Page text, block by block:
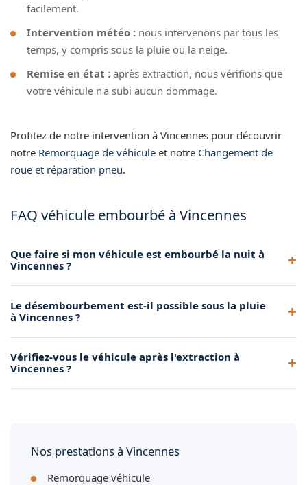
facilement.
Intervention météo : nous intervenons par tous les
temps, y compris sous la pluie ou la neige.
Remise en état : après extraction, nous vérifions que
votre véhicule n'a subi aucun dommage.
Profitez de notre intervention à Vincennes pour découvrir
notre Remorquage de véhicule et notre Changement de
roue et réparation pneu.
FAQ véhicule embourbé à Vincennes
Que faire si mon véhicule est embourbé la nuit à
Vincennes ?
Nos véhicules sont équipés de projecteurs pour travailler de
Le désembourbement est-il possible sous la pluie
à Vincennes ?
compliquer l'accès mais nos dépanneurs sont équipés et
Vérifiez-vous le véhicule après l'extraction à
Vincennes ?
Nos prestations à Vincennes
Remorquage véhicule